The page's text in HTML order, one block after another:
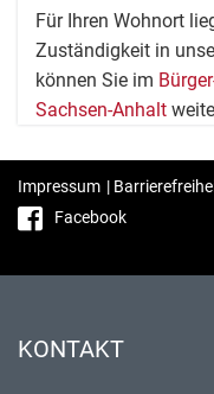
Für Ihren Wohnort
Zuständigkeit in
können Sie im
Sachsen-Anhalt
Impressum |
Facebook
KONTAKT